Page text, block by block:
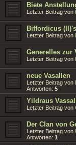
Biete
Letzter Beitrag von
Biffordicus
Letzter Beitrag von
Generelles zur
Letzter Beitrag von
neue Vasallen
Letzter Beitrag von
Antworten: 5
Yildraus
Letzter Beitrag von
Der Clan von
Letzter Beitrag von
Antworten: 1